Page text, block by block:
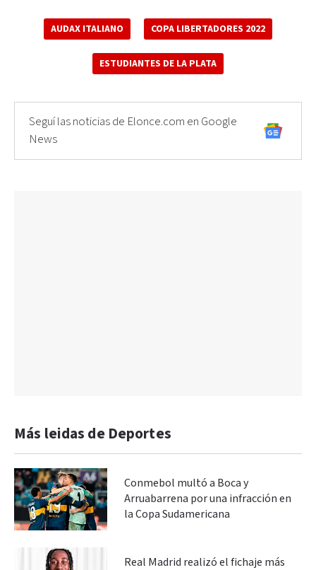
AUDAX ITALIANO COPA LIBERTADORES 2022
ESTUDIANTES DE LA PLATA
Seguí las noticias de Elonce.com en Google
News
Más leidas de Deportes
Conmebol multó a Boca y
Arruabarrena por una infracción en
la Copa Sudamericana
Real Madrid realizó el fichaje más